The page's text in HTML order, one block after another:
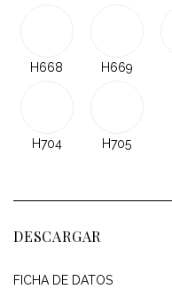
H668 H669
H704 H705
DESCARGAR
FICHA DE DATOS